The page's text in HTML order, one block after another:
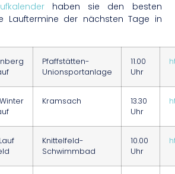
haben sie den besten
Lauftermine der nächsten Tage in
Pfaffstätten-
Unionsportanlage
11.00
Uhr
Kramsach
13.30
Uhr
Knittelfeld-
Schwimmbad
10.00
Uhr